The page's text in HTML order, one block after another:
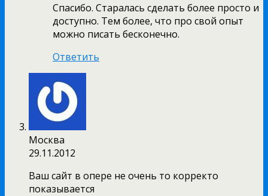
Спасибо. Старалась сделать более просто и
доступно. Тем более, что про свой опыт
можно писать бесконечно.
Ответить
Москва
29.11.2012
Ваш сайт в опере не очень то корректо
показывается